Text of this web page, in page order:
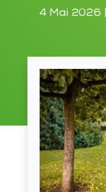
4 Mai 2026